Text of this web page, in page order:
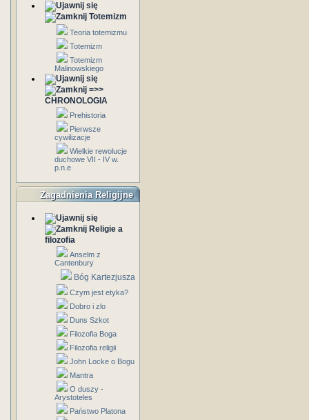
Totemizm
Teoria totemizmu
Totemizm
Totemizm
Malinowskiego
=>>
CHRONOLOGIA
Prehistoria
Pierwsze
cywilizacje
Wielkie rewolucje
duchowe VII - IV w.
p.n.e
Zagadnienia Religijne
Religie a
filozofia
Anselm z
Cantenbury
Bóg Kartezjusza
Czym jest etyka?
Dobro i zlo
Duns Szkot
Filozofia Boga
Filozofia religii
John Locke o Bogu
Mantra
O duszy -
Arystoteles
Państwo Platona